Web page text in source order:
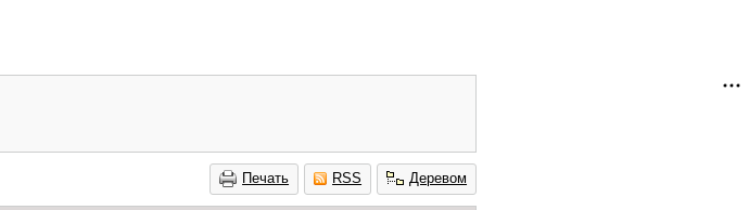
Печать RSS Деревом